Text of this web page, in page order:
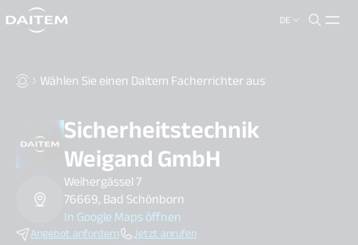
DE
search.label
Wählen Sie einen Daitem Facherrichter aus
Sicherheitstechnik
Weigand GmbH
Weihergässel 7
76669, Bad Schönborn
In Google Maps öffnen
Angebot anfordern Jetzt anrufen